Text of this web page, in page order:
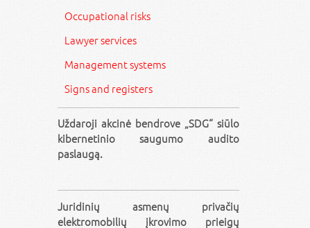
Occupational risks
Lawyer services
Management systems
Signs and registers
Uždaroji akcinė bendrove „SDG“ siūlo
kibernetinio saugumo audito
paslaugą.
Juridinių asmenų privačių
elektromobilių įkrovimo prieigų